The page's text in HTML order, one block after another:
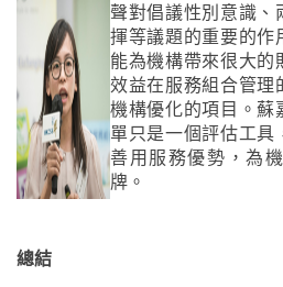
聲對倡議性別意識
揮等議題的重要的作
能為機構帶來很大
效益在服務組合管
機構優化的項目。蘇
單只是一個評估工
善用服務優勢，為
牌。
總結